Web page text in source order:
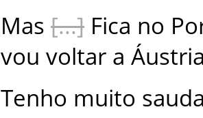
Mas
Fica no
vou voltar a
Tenho muito